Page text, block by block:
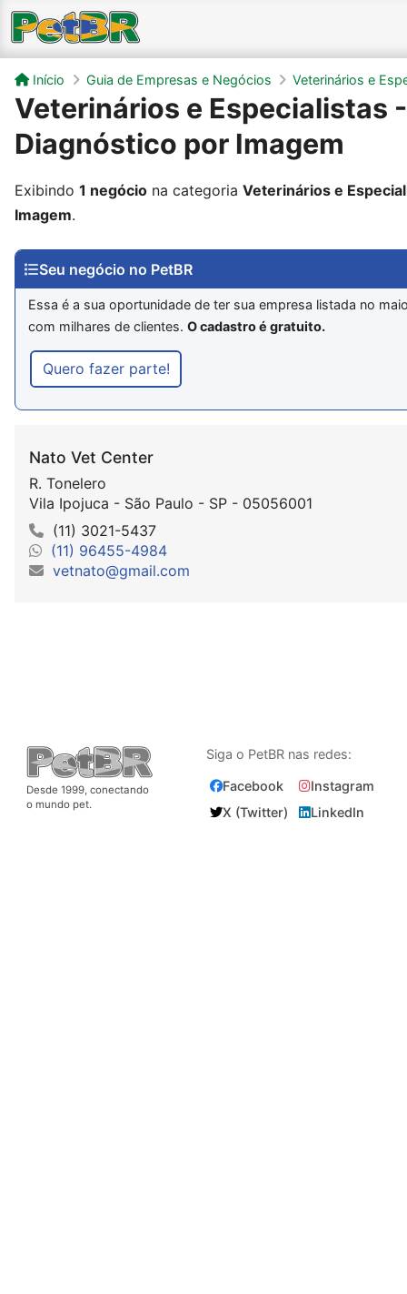
Início Guia de Empresas e Negócios Veterinários e
Veterinários e Especialistas
Diagnóstico por Imagem
Exibindo 1 negócio na categoria Veterinários e
Imagem.
Seu negócio no PetBR
Essa é a sua oportunidade de ter sua empresa listada no
com milhares de clientes.O cadastro é gratuito.
Quero fazer parte!
Nato Vet Center
R. Tonelero
Vila Ipojuca - São Paulo - SP - 05056001
(11) 3021-5437
(11) 96455-4984
vetnato@gmail.com
Desde 1999, conectando
o mundo pet.
Siga o PetBR nas redes:
Facebook
Instagram
X (Twitter)
LinkedIn